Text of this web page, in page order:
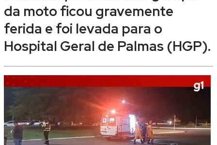
da moto ficou gravemente
ferida e foi levada para o
Hospital Geral de Palmas (HGP).